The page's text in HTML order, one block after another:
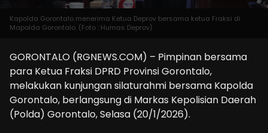
Kapolda Gorontalo menerima Ketua Deprov bersama ketua Fraksi di
Mapolda Gorontalo. (Foto : Humas Deprov)
GORONTALO (RGNEWS.COM) – Pimpinan bersama
para Ketua Fraksi DPRD Provinsi Gorontalo,
melakukan kunjungan silaturahmi bersama Kapolda
Gorontalo, berlangsung di Markas Kepolisian Daerah
(Polda) Gorontalo, Selasa (20/1/2026).